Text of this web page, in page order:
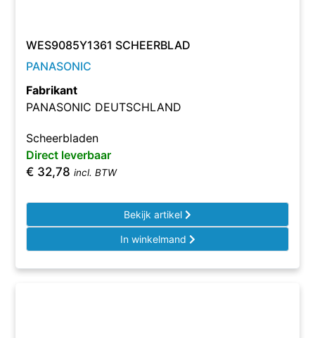
WES9085Y1361 SCHEERBLAD
PANASONIC
Fabrikant
PANASONIC DEUTSCHLAND
Scheerbladen
Direct leverbaar
€ 32,78 incl. BTW
Bekijk artikel
In winkelmand